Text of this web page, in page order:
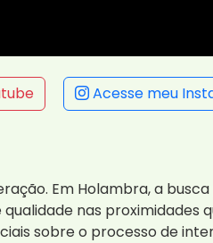
Acesse meu
Em Holambra, a
nas proximidades
sobre o processo de